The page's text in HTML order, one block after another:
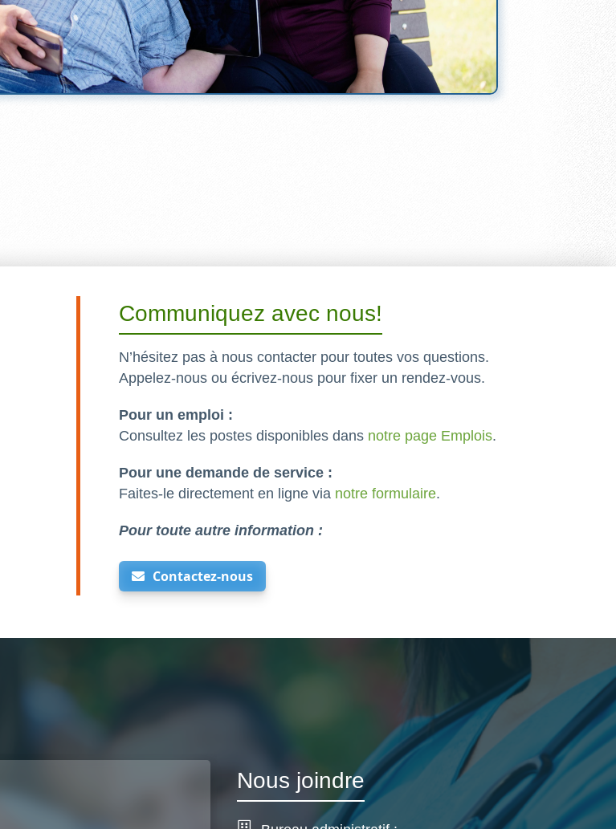
Communiquez avec nous!
N’hésitez pas à nous contacter pour toutes vos questions.
Appelez-nous ou écrivez-nous pour fixer un rendez-vous.
Pour un emploi :
Consultez les postes disponibles dans notre page Emplois.
Pour une demande de service :
Faites-le directement en ligne via notre formulaire.
Pour toute autre information :
Contactez-nous
Nous joindre